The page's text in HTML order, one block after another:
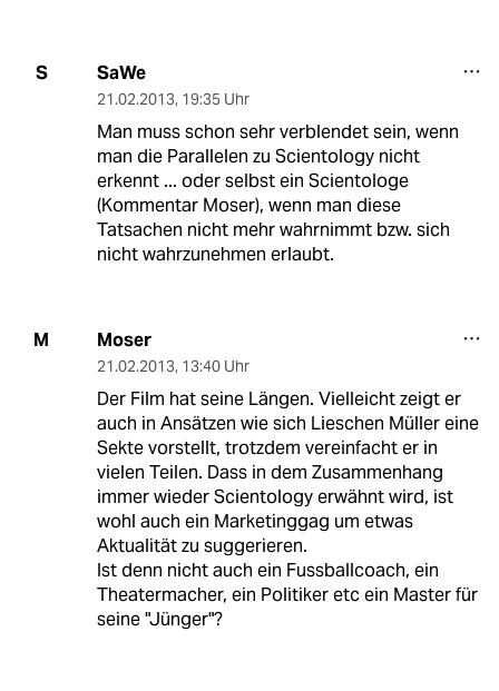
S SaWe
21.02.2013, 19:35 Uhr
Man muss schon sehr verblendet sein, wenn
man die Parallelen zu Scientology nicht
erkennt ... oder selbst ein Scientologe
(Kommentar Moser), wenn man diese
Tatsachen nicht mehr wahrnimmt bzw. sich
nicht wahrzunehmen erlaubt.
M Moser
21.02.2013, 13:40 Uhr
Der Film hat seine Längen. Vielleicht zeigt er
auch in Ansätzen wie sich Lieschen Müller eine
Sekte vorstellt, trotzdem vereinfacht er in
vielen Teilen. Dass in dem Zusammenhang
immer wieder Scientology erwähnt wird, ist
wohl auch ein Marketinggag um etwas
Aktualität zu suggerieren.
Ist denn nicht auch ein Fussballcoach, ein
Theatermacher, ein Politiker etc ein Master für
seine "Jünger"?